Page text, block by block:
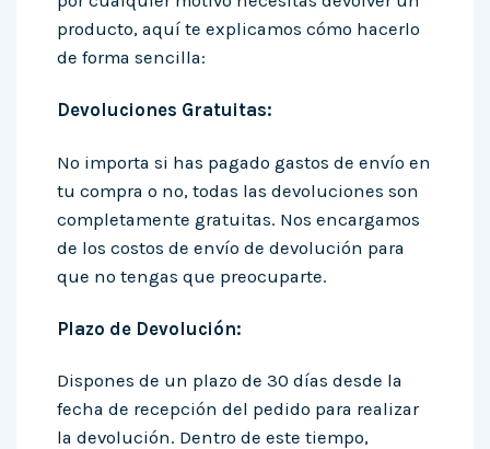
producto, aquí te explicamos cómo hacerlo
de forma sencilla:
Devoluciones Gratuitas:
No importa si has pagado gastos de envío en
tu compra o no, todas las devoluciones son
completamente gratuitas. Nos encargamos
de los costos de envío de devolución para
que no tengas que preocuparte.
Plazo de Devolución:
Dispones de un plazo de 30 días desde la
fecha de recepción del pedido para realizar
la devolución. Dentro de este tiempo,